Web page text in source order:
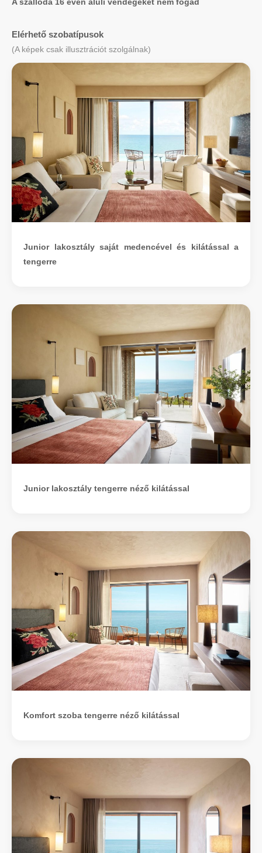
Elérhető szobatípusok
(A képek csak illusztrációt szolgálnak)
Junior lakosztály saját medencével és kilátással a
tengerre
Junior lakosztály tengerre néző kilátással
Komfort szoba tengerre néző kilátással